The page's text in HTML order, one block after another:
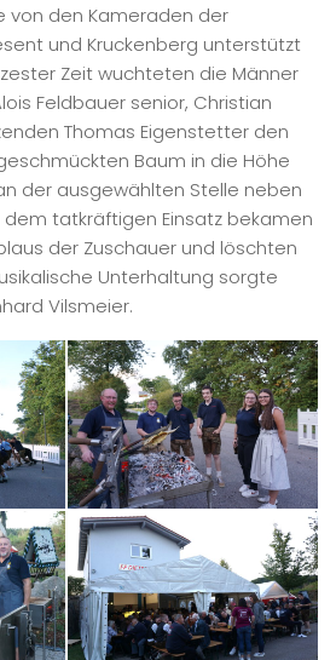
von den Kameraden der
und Kruckenberg unterstützt
Zeit wuchteten die Männer
Feldbauer senior, Christian
Thomas Eigenstetter den
Baum in die Höhe
der ausgewählten Stelle neben
tatkräftigen Einsatz bekamen
der Zuschauer und löschten
Unterhaltung sorgte
Vilsmeier.